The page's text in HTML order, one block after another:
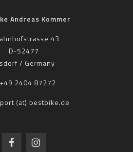
Andreas Kommer
43
D-52477
/ Germany
+49 2404 87272
(at) bestbike.de